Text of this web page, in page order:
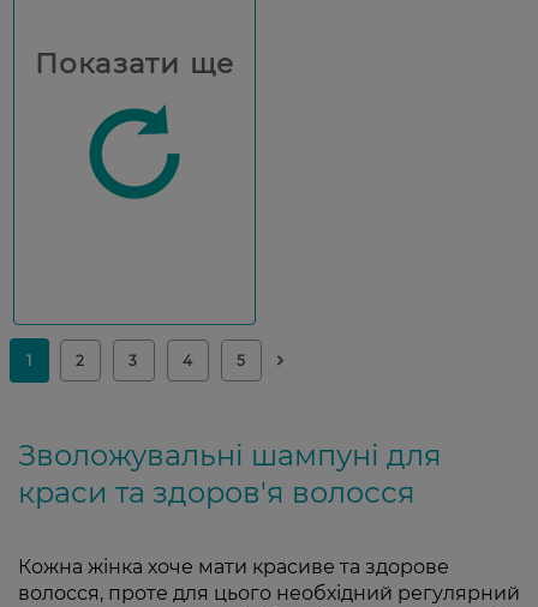
Показати ще
Зволожувальні шампуні для
краси та здоров'я волосся
Кожна жінка хоче мати красиве та здорове
волосся, проте для цього необхідний регулярний